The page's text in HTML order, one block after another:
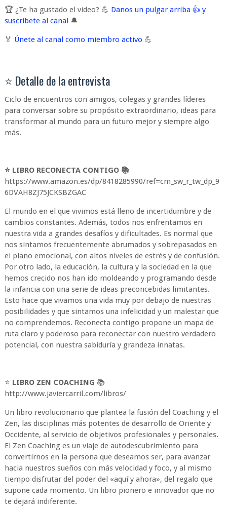
🏆 ¿Te ha gustado el video? 💪 Danos un pulgar arriba 👍 y
suscríbete al canal 🔔
🏅 Únete al canal como miembro activo 💪
⭐ Detalle de la entrevista
Ciclo de encuentros con amigos, colegas y grandes líderes
para conversar sobre su propósito extraordinario, ideas para
transformar al mundo para un futuro mejor y siempre algo
más.
⭐ LIBRO RECONECTA CONTIGO 📚
https://www.amazon.es/dp/8418285990/ref=cm_sw_r_tw_dp_9
6DVAH8ZJ75JCKSBZGAC
El mundo en el que vivimos está lleno de incertidumbre y de
cambios constantes. Además, todos nos enfrentamos en
nuestra vida a grandes desafíos y dificultades. Es normal que
nos sintamos frecuentemente abrumados y sobrepasados en
el plano emocional, con altos niveles de estrés y de confusión.
Por otro lado, la educación, la cultura y la sociedad en la que
hemos crecido nos han ido moldeando y programando desde
la infancia con una serie de ideas preconcebidas limitantes.
Esto hace que vivamos una vida muy por debajo de nuestras
posibilidades y que sintamos una infelicidad y un malestar que
no comprendemos. Reconecta contigo propone un mapa de
ruta claro y poderoso para reconectar con nuestro verdadero
potencial, con nuestra sabiduría y grandeza innatas.
⭐ LIBRO ZEN COACHING 📚
http://www.javiercarril.com/libros/
Un libro revolucionario que plantea la fusión del Coaching y el
Zen, las disciplinas más potentes de desarrollo de Oriente y
Occidente, al servicio de objetivos profesionales y personales.
El Zen Coaching es un viaje de autodescubrimiento para
convertirnos en la persona que deseamos ser, para avanzar
hacia nuestros sueños con más velocidad y foco, y al mismo
tiempo disfrutar del poder del «aquí y ahora», del regalo que
supone cada momento. Un libro pionero e innovador que no
te dejará indiferente.